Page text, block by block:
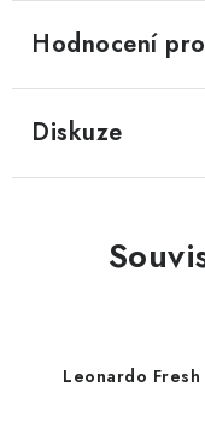
Hodnocení
Diskuze
Leonardo